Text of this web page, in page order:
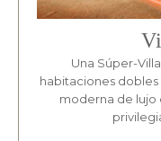
Una Súper-
habitaciones dobles
moderna de lujo